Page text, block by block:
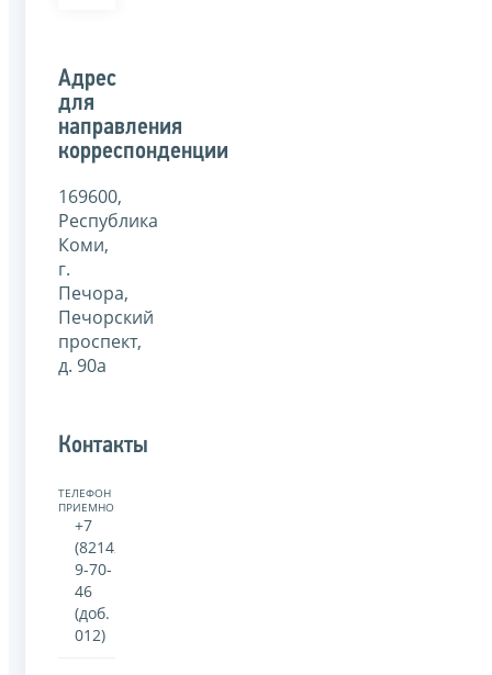
Адрес
для
направления
корреспонденции
169600,
Республика
Коми,
г.
Печора,
Печорский
проспект,
д. 90а
Контакты
ТЕЛЕФОН
ПРИЕМНОЙ:
+7
(82142)
9-70-
46
(доб.
012)